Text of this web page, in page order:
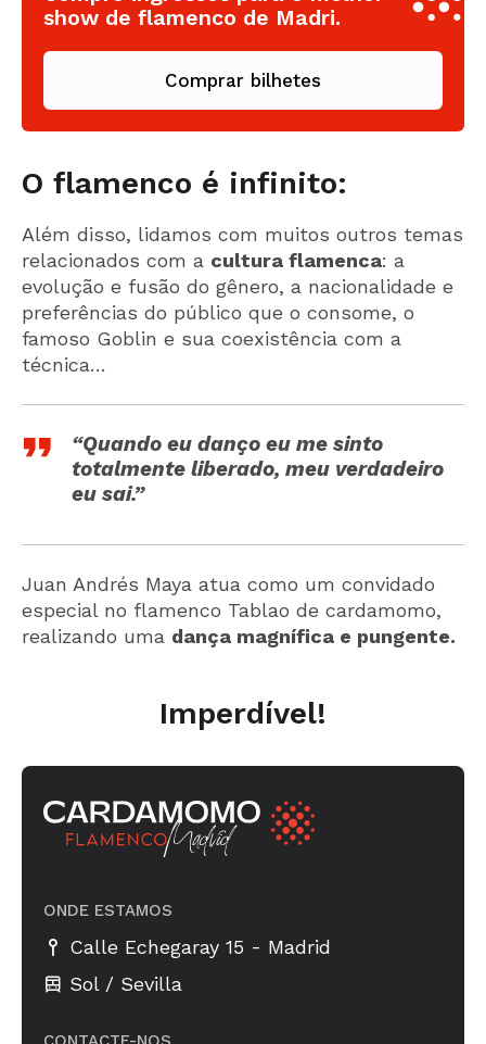
show de flamenco de Madri.
Comprar bilhetes
O flamenco é infinito:
Além disso, lidamos com muitos outros temas
relacionados com a cultura flamenca: a
evolução e fusão do gênero, a nacionalidade e
preferências do público que o consome, o
famoso Goblin e sua coexistência com a
técnica…
“Quando eu danço eu me sinto
totalmente liberado, meu verdadeiro
eu sai.”
Juan Andrés Maya atua como um convidado
especial no flamenco Tablao de cardamomo,
realizando uma dança magnífica e pungente.
Imperdível!
ONDE ESTAMOS
Calle Echegaray 15 - Madrid
Sol / Sevilla